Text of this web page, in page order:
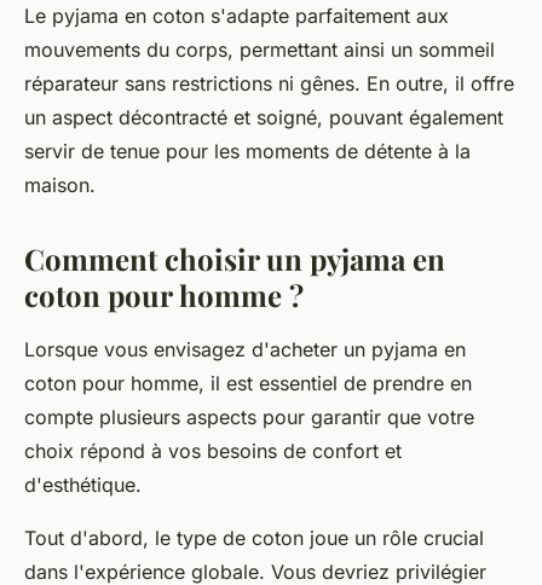
Le pyjama en coton s'adapte parfaitement aux
mouvements du corps, permettant ainsi un sommeil
réparateur sans restrictions ni gênes. En outre, il offre
un aspect décontracté et soigné, pouvant également
servir de tenue pour les moments de détente à la
maison.
Comment choisir un pyjama en
coton pour homme ?
Lorsque vous envisagez d'acheter un pyjama en
coton pour homme, il est essentiel de prendre en
compte plusieurs aspects pour garantir que votre
choix répond à vos besoins de confort et
d'esthétique.
Tout d'abord, le type de coton joue un rôle crucial
dans l'expérience globale. Vous devriez privilégier